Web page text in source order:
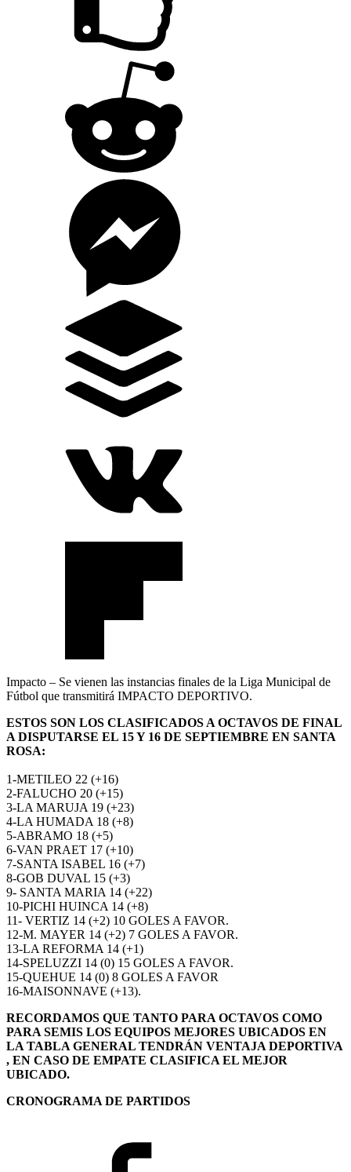
Impacto – Se vienen las instancias finales de la Liga Municipal de
Fútbol que transmitirá IMPACTO DEPORTIVO.
ESTOS SON LOS CLASIFICADOS A OCTAVOS DE FINAL
A DISPUTARSE EL 15 Y 16 DE SEPTIEMBRE EN SANTA
ROSA:
1-METILEO 22 (+16)
2-FALUCHO 20 (+15)
3-LA MARUJA 19 (+23)
4-LA HUMADA 18 (+8)
5-ABRAMO 18 (+5)
6-VAN PRAET 17 (+10)
7-SANTA ISABEL 16 (+7)
8-GOB DUVAL 15 (+3)
9- SANTA MARIA 14 (+22)
10-PICHI HUINCA 14 (+8)
11- VERTIZ 14 (+2) 10 GOLES A FAVOR.
12-M. MAYER 14 (+2) 7 GOLES A FAVOR.
13-LA REFORMA 14 (+1)
14-SPELUZZI 14 (0) 15 GOLES A FAVOR.
15-QUEHUE 14 (0) 8 GOLES A FAVOR
16-MAISONNAVE (+13).
RECORDAMOS QUE TANTO PARA OCTAVOS COMO
PARA SEMIS LOS EQUIPOS MEJORES UBICADOS EN
LA TABLA GENERAL TENDRÁN VENTAJA DEPORTIVA
, EN CASO DE EMPATE CLASIFICA EL MEJOR
UBICADO.
CRONOGRAMA DE PARTIDOS